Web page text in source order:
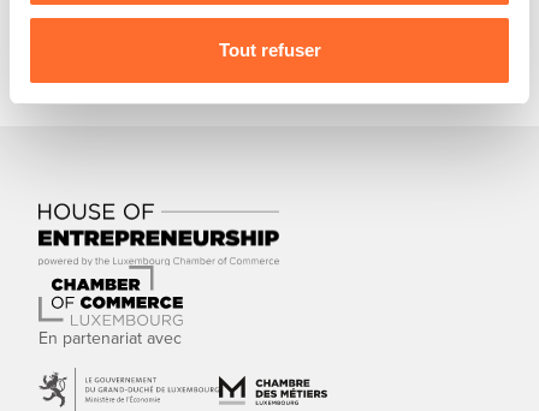
protection des données personnelles
Tout refuser
téléchargé ou commandé dans la sectionpublication du site cc.lu.
En partenariat avec